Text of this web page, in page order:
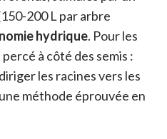
200 L par arbre
hydrique. Pour les
à côté des semis :
les racines vers les
méthode éprouvée en